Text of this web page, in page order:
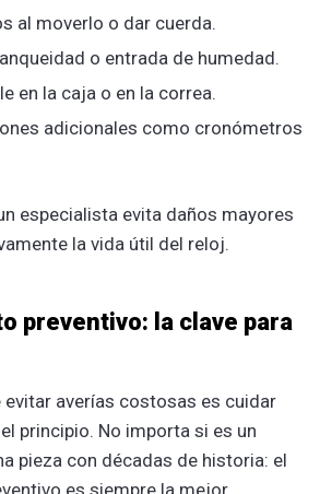
al moverlo o dar cuerda.
o entrada de humedad.
en la caja o en la correa.
adicionales como cronómetros
especialista evita daños mayores
la vida útil del reloj.
preventivo: la clave para
averías costosas es cuidar
principio. No importa si es un
pieza con décadas de historia: el
es siempre la mejor